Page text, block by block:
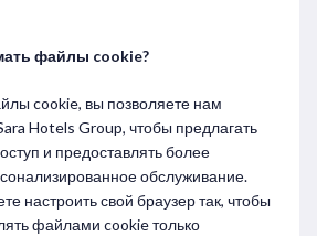
файлы cookie?
cookie, вы позволяете нам
Hotels Group, чтобы предлагать
и предоставлять более
обслуживание.
настроить свой браузер так, чтобы
файлами cookie только